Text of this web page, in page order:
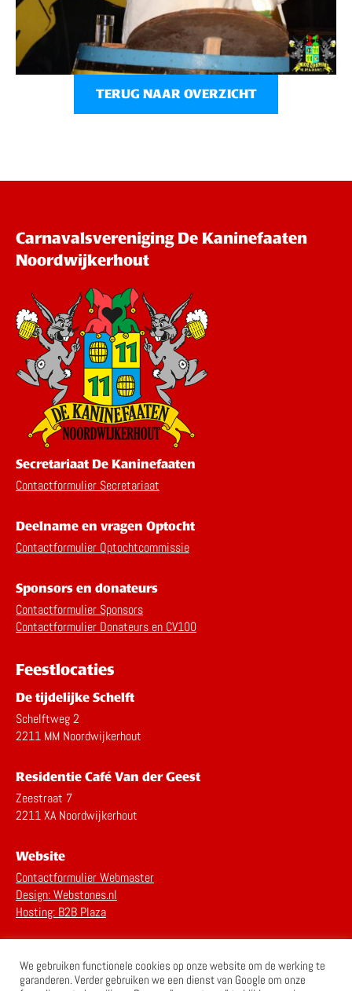
TERUG NAAR OVERZICHT
Carnavalsvereniging De Kaninefaaten
Noordwijkerhout
Secretariaat De Kaninefaaten
Contactformulier Secretariaat
Deelname en vragen Optocht
Contactformulier Optochtcommissie
Sponsors en donateurs
Contactformulier Sponsors
Contactformulier Donateurs en CV100
Feestlocaties
De tijdelijke Schelft
Schelftweg 2
2211 MM Noordwijkerhout
Residentie Café Van der Geest
Zeestraat 7
2211 XA Noordwijkerhout
Website
Contactformulier Webmaster
Design: Webstones.nl
Hosting: B2B Plaza
Disclaimer
We gebruiken functionele cookies op onze website om de werking te
garanderen. Verder gebruiken we een dienst van Google om onze